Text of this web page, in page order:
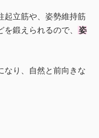
起立筋や、姿勢維持筋
鍛えられるので、
姿
なり、自然と前向きな